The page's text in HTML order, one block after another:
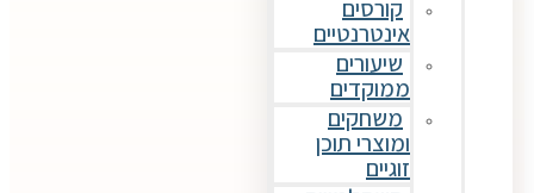
קורסים
אינטרנטיים
שיעורים
ממוקדים
משחקים
ומוצרי תוכן
זוגיים